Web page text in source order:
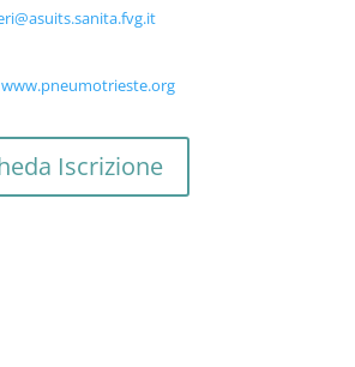
www.pneumotrieste.org
Iscrizione